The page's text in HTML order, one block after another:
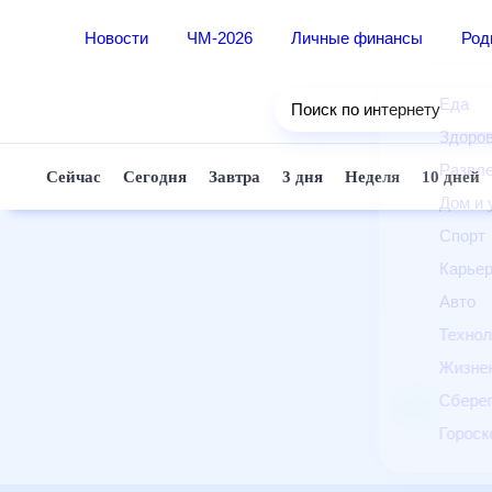
Новости ЧМ-2026 Личные финансы
Еда
Дом
Спорт
Авто
Поиск по интернету
Сейчас Сегодня Завтра 3 дня Неделя 10